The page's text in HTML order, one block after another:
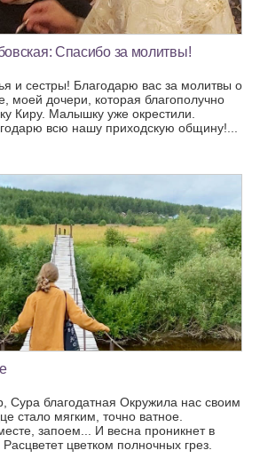
Спасибо за молитвы!
и сестры! Благодарю вас за молитвы о
моей дочери, которая благополучно
Киру. Малышку уже окрестили.
всю нашу приходскую общину!...
Сура благодатная Окружила нас своим
стало мягким, точно ватное.
запоем... И весна проникнет в
цветком полночных грез.